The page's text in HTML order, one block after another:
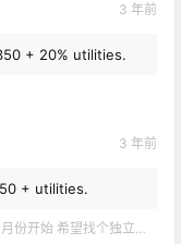
3 年前
+ 20% utilities.
3 年前
+ utilities.
找个独立出入的 爱干净 谢谢！